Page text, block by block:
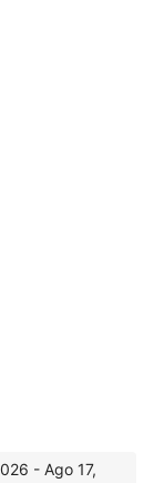
- Ago 17,